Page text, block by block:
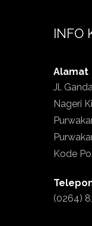
INFO
Alamat
Jl.
Nageri
Kode
(0264)